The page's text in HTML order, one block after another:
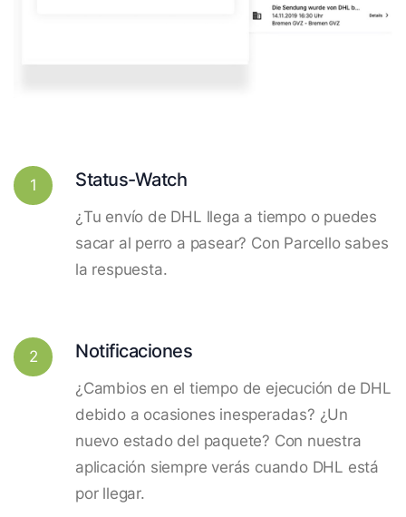
1 Status-Watch
¿Tu envío de DHL llega a tiempo o puedes
sacar al perro a pasear? Con Parcello sabes
la respuesta.
2 Notificaciones
¿Cambios en el tiempo de ejecución de DHL
debido a ocasiones inesperadas? ¿Un
nuevo estado del paquete? Con nuestra
aplicación siempre verás cuando DHL está
por llegar.